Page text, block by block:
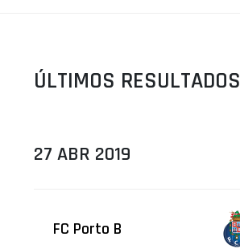
ÚLTIMOS RESULTADOS
27 ABR 2019
FC Porto B